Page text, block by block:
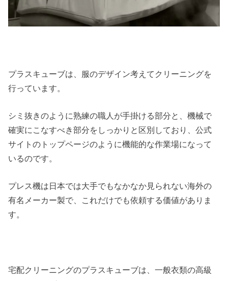
プラスキューブは、服のデザイン考えてクリーニングを
行っています。
シミ抜きのように熟練の職人が手掛ける部分と、機械で
確実にこなすべき部分をしっかりと区別しており、公式
サイトのトップページのように機能的な作業場になって
いるのです。
プレス機は日本では大手でもなかなか見られない海外の
有名メーカー製で、これだけでも依頼する価値がありま
す。
宅配クリーニングのプラスキューブは、一般衣類の高級